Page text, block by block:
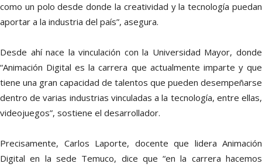
como un polo desde donde la creatividad y la tecnología puedan
aportar a la industria del país”, asegura.
Desde ahí nace la vinculación con la Universidad Mayor, donde
“Animación Digital es la carrera que actualmente imparte y que
tiene una gran capacidad de talentos que pueden desempeñarse
dentro de varias industrias vinculadas a la tecnología, entre ellas,
videojuegos”, sostiene el desarrollador.
Precisamente, Carlos Laporte, docente que lidera Animación
Digital en la sede Temuco, dice que “en la carrera hacemos